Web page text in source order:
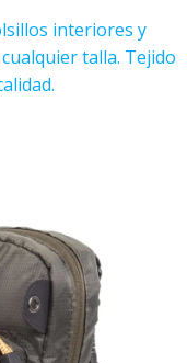
interiores y
talla. Tejido